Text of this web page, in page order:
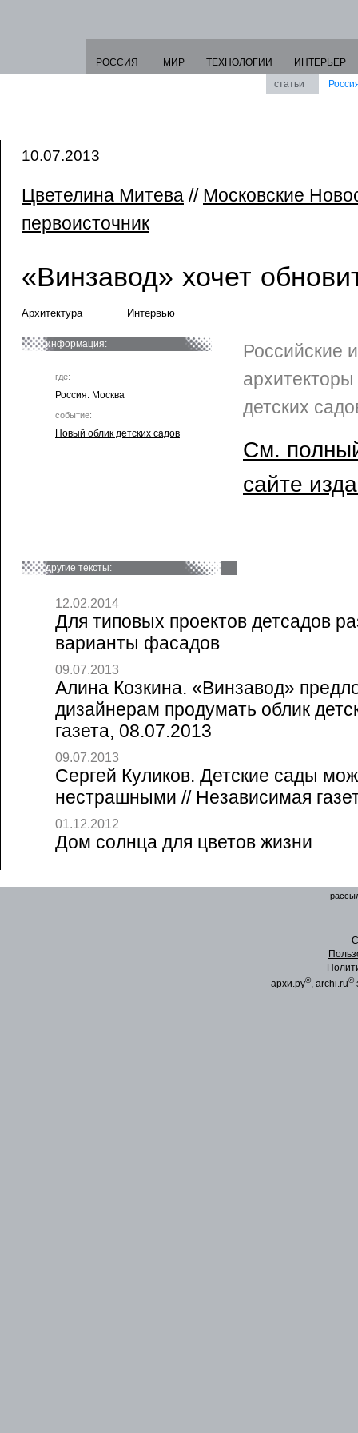
РОССИЯ МИР ТЕХНОЛОГИИ
ИНТЕРЬЕР
статьи
10.07.2013
Цветелина Митева // Московские
первоисточник
«Винзавод» хочет
Архитектура Интервью
информация:
где:
Россия. Москва
событие:
Новый облик детских садов
Российские
детских
См.
сайте
другие тексты:
12.02.2014
Для типовых проектов детсадов
варианты фасадов
09.07.2013
Алина Козкина. «Винзавод»
дизайнерам продумать облик
газета, 08.07.2013
09.07.2013
Сергей Куликов. Детские сады
нестрашными // Независимая
01.12.2012
Дом солнца для цветов жизни
архи.ру®, archi.ru®